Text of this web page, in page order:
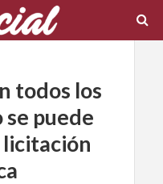
todos los
puede